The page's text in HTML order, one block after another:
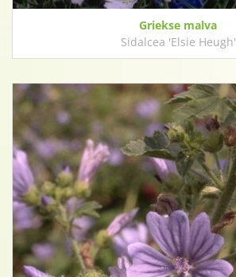
Griekse malva
Sidalcea 'Elsie Heugh'